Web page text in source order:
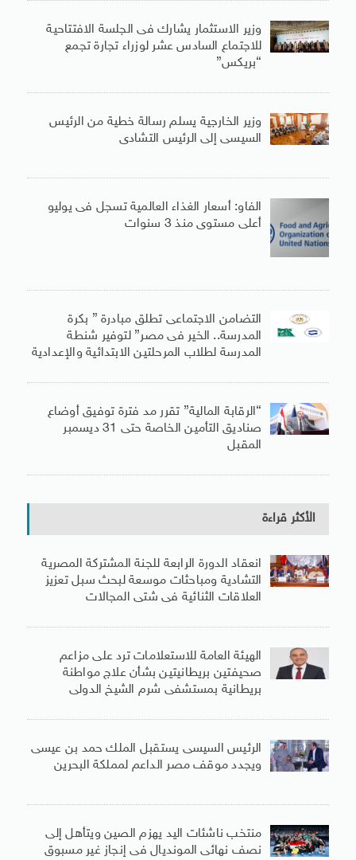
وزير الاستثمار يشارك فى الجلسة الافتتاحية
للاجتماع السادس عشر لوزراء تجارة تجمع
“بريكس”
وزير الخارجية يسلم رسالة خطية من الرئيس
السيسى إلى الرئيس التشادى
الفاو: أسعار الغذاء العالمية تسجل فى يوليو
أعلى مستوى منذ 3 سنوات
التضامن الاجتماعى تطلق مبادرة ” بكرة
المدرسة.. الخير فى مصر” لتوفير شنطة
المدرسة لطلاب المرحلتين الابتدائية والإعدادية
“الرقابة المالية” تقرر مد فترة توفيق أوضاع
صناديق التأمين الخاصة حتى 31 ديسمبر
المقبل
الأكثر قراءة
انعقاد الدورة الرابعة للجنة المشتركة المصرية
التشادية ومباحثات موسعة لبحث سبل تعزيز
العلاقات الثنائية فى شتى المجالات
الهيئة العامة للاستعلامات ترد على مزاعم
صحيفتين بريطانيتين بشأن علاج مواطنة
بريطانية بمستشفى شرم الشيخ الدولى
الرئيس السيسى يستقبل الملك حمد بن عيسى
ويجدد موقف مصر الداعم لمملكة البحرين
منتخب ناشئات اليد يهزم الصين ويتأهل إلى
نصف نهائى المونديال فى إنجاز غير مسبوق